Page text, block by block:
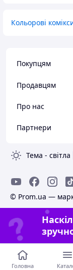
Кольорові
Покупцям
Продавцям
Про нас
Партнери
Тема - світла
© Prom.ua —
Головна